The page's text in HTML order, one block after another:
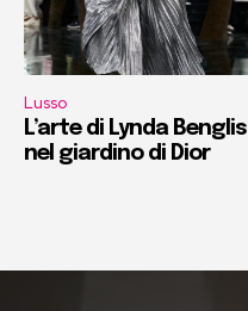
Lusso
L’arte di Lynda Benglis
nel giardino di Dior